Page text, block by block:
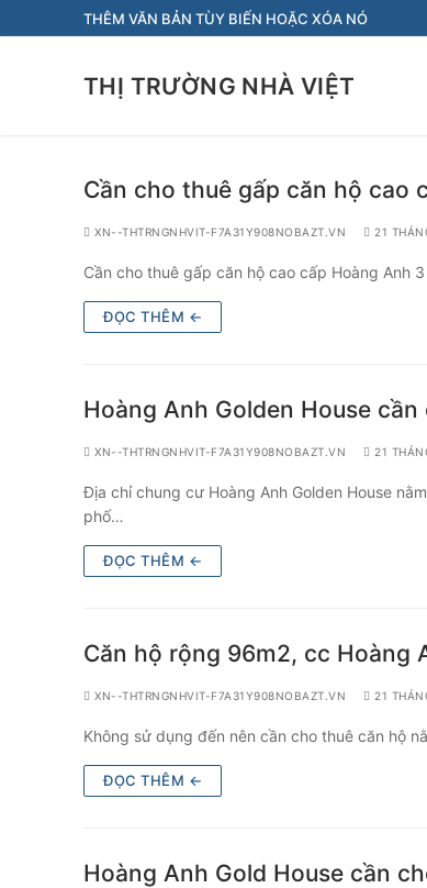
đến
THÊM VĂN BẢN TÙY BIẾN HOẶC XÓA NÓ
THỊ TRƯỜNG NHÀ VIỆT
Cần cho thuê gấp căn hộ cao
XN--THTRNGNHVIT-F7A31Y908NOBAZT.VN 21
Cần cho thuê gấp căn hộ cao cấp Hoàng Anh
ĐỌC THÊM ←
Hoàng Anh Golden House
XN--THTRNGNHVIT-F7A31Y908NOBAZT.VN 21
Địa chỉ chung cư Hoàng Anh Golden House
phố…
ĐỌC THÊM ←
Căn hộ rộng 96m2, cc Hoàng
XN--THTRNGNHVIT-F7A31Y908NOBAZT.VN 21
Không sử dụng đến nên cần cho thuê căn hộ
ĐỌC THÊM ←
Hoàng Anh Gold House cần